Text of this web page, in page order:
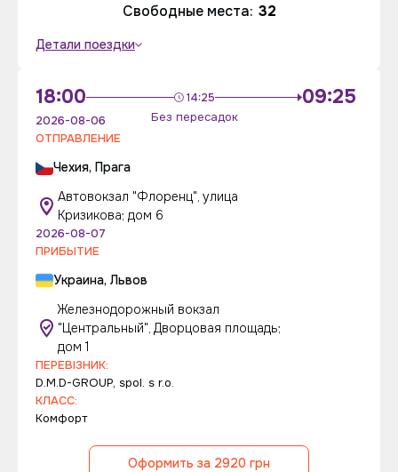
Свободные места: 32
Детали поездки
18:00 14:25
Без пересадок
09:25
2026-08-06
ОТПРАВЛЕНИЕ
Чехия, Прага
Автовокзал "Флоренц", улица
Кризикова; дом 6
2026-08-07
ПРИБЫТИЕ
Украина, Львов
Железнодорожный вокзал
"Центральный", Дворцовая площадь;
дом 1
ПЕРЕВІЗНИК:
D.M.D-GROUP, spol. s r.o.
КЛАСС:
Комфорт
Оформить за 2920 грн